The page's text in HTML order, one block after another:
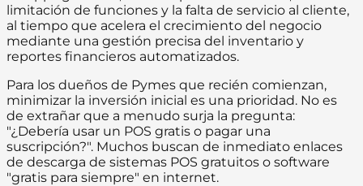
limitación de funciones y la falta de servicio al cliente,
al tiempo que acelera el crecimiento del negocio
mediante una gestión precisa del inventario y
reportes financieros automatizados.
Para los dueños de Pymes que recién comienzan,
minimizar la inversión inicial es una prioridad. No es
de extrañar que a menudo surja la pregunta:
"¿Debería usar un POS gratis o pagar una
suscripción?". Muchos buscan de inmediato enlaces
de descarga de sistemas POS gratuitos o software
"gratis para siempre" en internet.